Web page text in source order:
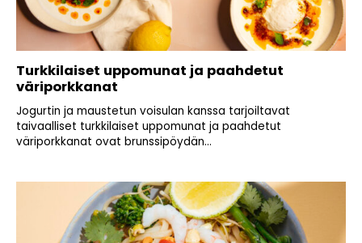
Turkkilaiset uppomunat ja paahdetut
väriporkkanat
Jogurtin ja maustetun voisulan kanssa tarjoiltavat
taivaalliset turkkilaiset uppomunat ja paahdetut
väriporkkanat ovat brunssipöydän...